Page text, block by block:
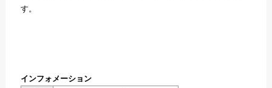
す。
インフォメーション